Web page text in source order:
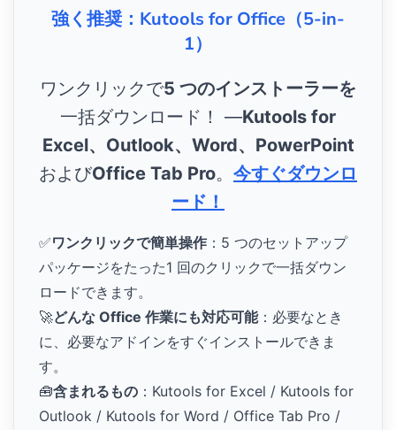
強く推奨：Kutools for Office（5-in-
1）
ワンクリックで5 つのインストーラーを
一括ダウンロード！ ―Kutools for
Excel、Outlook、Word、PowerPoint
およびOffice Tab Pro。 今すぐダウンロ
ード！
✅ワンクリックで簡単操作 ：5 つのセットアップ
パッケージをたった1 回のクリックで一括ダウン
ロードできます。
🚀どんな Office 作業にも対応可能：必要なとき
に、必要なアドインをすぐインストールできま
す。
🧰含まれるもの ：Kutools for Excel / Kutools for
Outlook / Kutools for Word / Office Tab Pro /